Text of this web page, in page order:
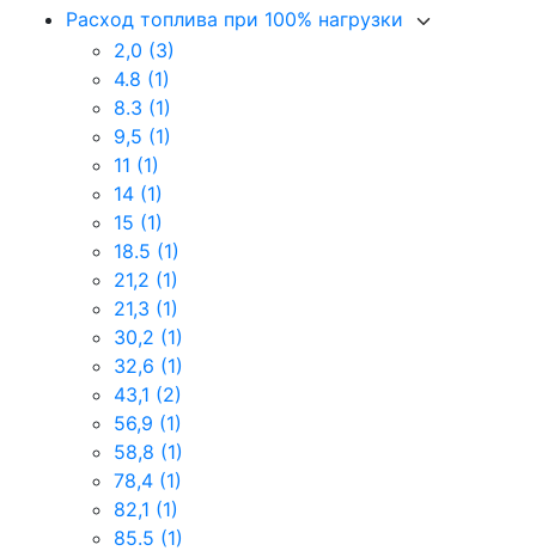
Расход топлива при 100% нагрузки
2,0 (3)
4.8 (1)
8.3 (1)
9,5 (1)
11 (1)
14 (1)
15 (1)
18.5 (1)
21,2 (1)
21,3 (1)
30,2 (1)
32,6 (1)
43,1 (2)
56,9 (1)
58,8 (1)
78,4 (1)
82,1 (1)
85.5 (1)